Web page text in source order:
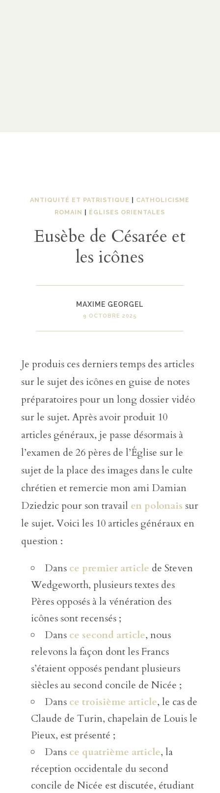
ANTIQUITÉ ET PATRISTIQUE
CATHOLICISME
ROMAIN
ÉGLISES ORIENTALES
Eusèbe de Césarée et
les icônes
MAXIME GEORGEL
9 OCTOBRE 2025
Je produis ces derniers temps des articles
sur le sujet des icônes en guise de notes
préparatoires pour un long dossier vidéo
sur le sujet. Après avoir produit 10
articles généraux, je passe désormais à
l’examen de 26 pères de l’Église sur le
sujet de la place des images dans le culte
chrétien et remercie mon ami Damian
Dziedzic pour son travail en polonais sur
le sujet. Voici les 10 articles généraux en
question :
Dans ce premier article de Steven
Wedgeworth, plusieurs textes des
Pères opposés à la vénération des
icônes sont recensés ;
Dans ce second article, nous
relevons la façon dont les Francs
s’étaient opposés pendant plusieurs
siècles au second concile de Nicée ;
Dans ce troisième article, le cas de
Claude de Turin, chapelain de Louis le
Pieux, est présenté ;
Dans ce quatrième article, la
réception occidentale du second
concile de Nicée est discutée, étudiant